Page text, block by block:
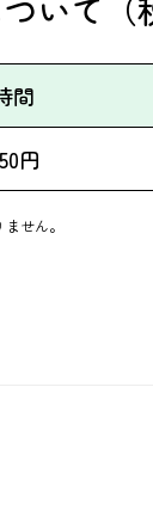
間
円
せん。